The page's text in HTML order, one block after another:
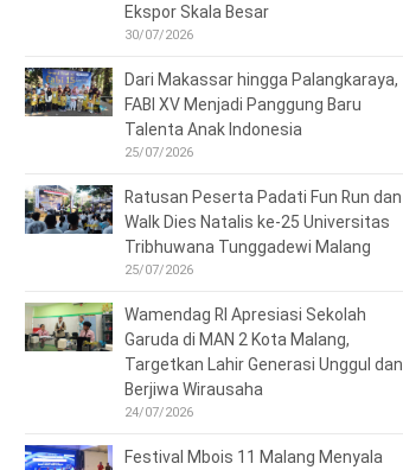
Ekspor Skala Besar
30/07/2026
Dari Makassar hingga Palangkaraya,
FABI XV Menjadi Panggung Baru
Talenta Anak Indonesia
25/07/2026
Ratusan Peserta Padati Fun Run dan
Walk Dies Natalis ke-25 Universitas
Tribhuwana Tunggadewi Malang
25/07/2026
Wamendag RI Apresiasi Sekolah
Garuda di MAN 2 Kota Malang,
Targetkan Lahir Generasi Unggul dan
Berjiwa Wirausaha
24/07/2026
Festival Mbois 11 Malang Menyala